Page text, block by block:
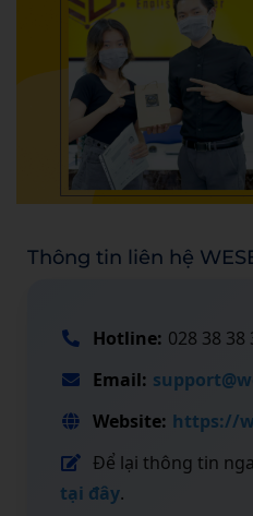
Thông tin liên hệ
Hotline: 028 38 38
Email:
Website: https://
Để lại thông tin
tại đây.